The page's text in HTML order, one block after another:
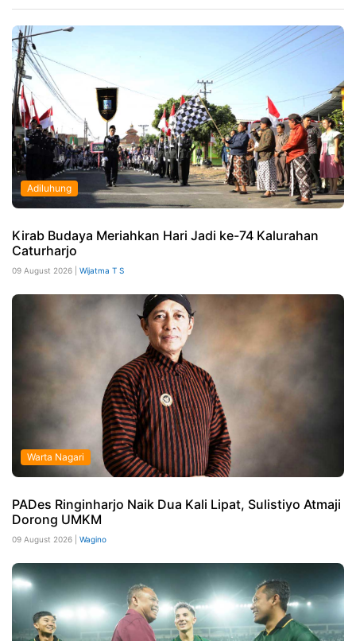
Adiluhung
Kirab Budaya Meriahkan Hari Jadi ke-74 Kalurahan
Caturharjo
09 August 2026 | Wijatma T S
Warta Nagari
PADes Ringinharjo Naik Dua Kali Lipat, Sulistiyo Atmaji
Dorong UMKM
09 August 2026 | Wagino